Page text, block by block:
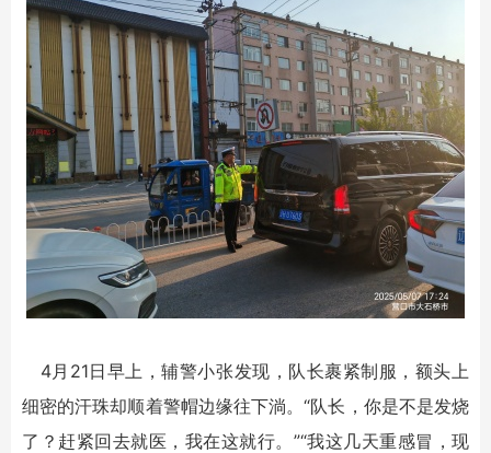
4月21日早上，辅警小张发现，队长裹紧制服，额头上
细密的汗珠却顺着警帽边缘往下淌。“队长，你是不是发烧
了？赶紧回去就医，我在这就行。”“我这几天重感冒，现